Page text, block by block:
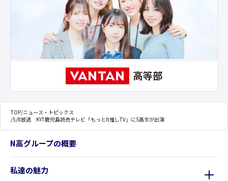
TOP/ニュース・トピックス
/5/8放送 KYT鹿児島読売テレビ「もっとIt推しTV」にS高生が出演
N高グループの概要
私達の魅力